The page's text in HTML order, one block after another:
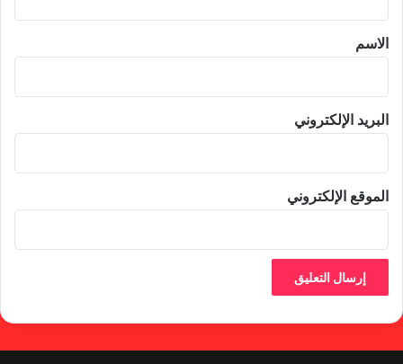
*
الاسم
البريد الإلكتروني
الموقع الإلكتروني